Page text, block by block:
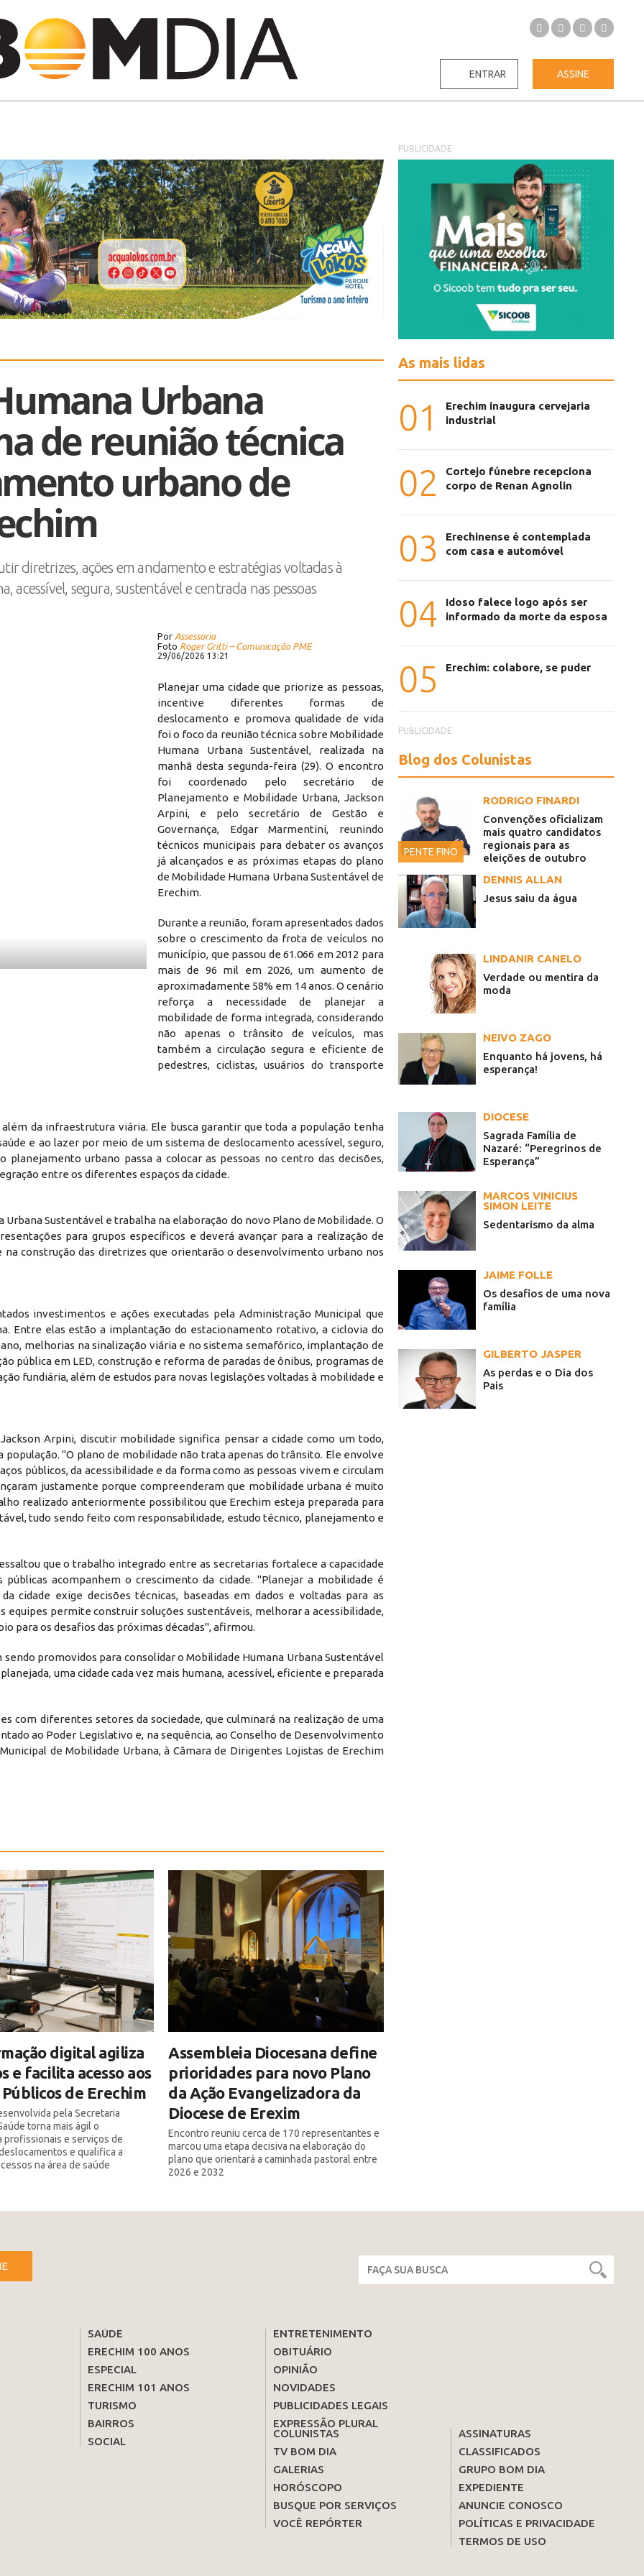
ENTRAR ASSINE
Urbana
de reunião técnica
urbano de
diretrizes, ações em andamento e estratégias voltadas à
acessível, segura, sustentável e centrada nas pessoas
Por Assessoria
Foto Roger Gritti – Comunicação PME
29/06/2026 13:21
Planejar uma cidade que priorize as pessoas,
incentive diferentes formas de
deslocamento e promova qualidade de vida
foi o foco da reunião técnica sobre Mobilidade
Humana Urbana Sustentável, realizada na
manhã desta segunda-feira (29). O encontro
foi coordenado pelo secretário de
Planejamento e Mobilidade Urbana, Jackson
Arpini, e pelo secretário de Gestão e
Governança, Edgar Marmentini, reunindo
técnicos municipais para debater os avanços
já alcançados e as próximas etapas do plano
de Mobilidade Humana Urbana Sustentável de
Erechim.
Durante a reunião, foram apresentados dados
sobre o crescimento da frota de veículos no
município, que passou de 61.066 em 2012 para
mais de 96 mil em 2026, um aumento de
aproximadamente 58% em 14 anos. O cenário
reforça a necessidade de planejar a
mobilidade de forma integrada, considerando
não apenas o trânsito de veículos, mas
também a circulação segura e eficiente de
pedestres, ciclistas, usuários do transporte
da infraestrutura viária. Ele busca garantir que toda a população tenha
e ao lazer por meio de um sistema de deslocamento acessível, seguro,
urbano passa a colocar as pessoas no centro das decisões,
entre os diferentes espaços da cidade.
Sustentável e trabalha na elaboração do novo Plano de Mobilidade. O
para grupos específicos e deverá avançar para a realização de
na construção das diretrizes que orientarão o desenvolvimento urbano nos
investimentos e ações executadas pela Administração Municipal que
Entre elas estão a implantação do estacionamento rotativo, a ciclovia do
melhorias na sinalização viária e no sistema semafórico, implantação de
pública em LED, construção e reforma de paradas de ônibus, programas de
fundiária, além de estudos para novas legislações voltadas à mobilidade e
Arpini, discutir mobilidade significa pensar a cidade como um todo,
"O plano de mobilidade não trata apenas do trânsito. Ele envolve
públicos, da acessibilidade e da forma como as pessoas vivem e circulam
justamente porque compreenderam que mobilidade urbana é muito
realizado anteriormente possibilitou que Erechim esteja preparada para
tudo sendo feito com responsabilidade, estudo técnico, planejamento e
que o trabalho integrado entre as secretarias fortalece a capacidade
acompanhem o crescimento da cidade. "Planejar a mobilidade é
cidade exige decisões técnicas, baseadas em dados e voltadas para as
equipes permite construir soluções sustentáveis, melhorar a acessibilidade,
para os desafios das próximas décadas", afirmou.
promovidos para consolidar o Mobilidade Humana Urbana Sustentável
uma cidade cada vez mais humana, acessível, eficiente e preparada
com diferentes setores da sociedade, que culminará na realização de uma
ao Poder Legislativo e, na sequência, ao Conselho de Desenvolvimento
de Mobilidade Urbana, à Câmara de Dirigentes Lojistas de Erechim
digital agiliza
e facilita acesso aos
de Erechim
pela Secretaria
torna mais ágil o
profissionais e serviços de
e qualifica a
na área de saúde
Assembleia Diocesana define
prioridades para novo Plano
da Ação Evangelizadora da
Diocese de Erexim
Encontro reuniu cerca de 170 representantes e
marcou uma etapa decisiva na elaboração do
plano que orientará a caminhada pastoral entre
2026 e 2032
PUBLICIDADE
As mais lidas
01
Erechim inaugura cervejaria
industrial
02
Cortejo fúnebre recepciona
corpo de Renan Agnolin
03
Erechinense é contemplada
com casa e automóvel
04
Idoso falece logo após ser
informado da morte da esposa
05 Erechim: colabore, se puder
PUBLICIDADE
Blog dos Colunistas
PENTE FINO
RODRIGO FINARDI
Convenções oficializam
mais quatro candidatos
regionais para as
eleições de outubro
DENNIS ALLAN
Jesus saiu da água
LINDANIR CANELO
Verdade ou mentira da
moda
NEIVO ZAGO
Enquanto há jovens, há
esperança!
DIOCESE
Sagrada Família de
Nazaré: “Peregrinos de
Esperança”
MARCOS VINICIUS
SIMON LEITE
Sedentarismo da alma
JAIME FOLLE
Os desafios de uma nova
família
GILBERTO JASPER
As perdas e o Dia dos
Pais
SAÚDE
ERECHIM 100 ANOS
ESPECIAL
ERECHIM 101 ANOS
TURISMO
BAIRROS
SOCIAL
ENTRETENIMENTO
OBITUÁRIO
OPINIÃO
NOVIDADES
PUBLICIDADES LEGAIS
EXPRESSÃO PLURAL
COLUNISTAS
TV BOM DIA
GALERIAS
HORÓSCOPO
BUSQUE POR SERVIÇOS
VOCÊ REPÓRTER
ASSINATURAS
CLASSIFICADOS
GRUPO BOM DIA
EXPEDIENTE
ANUNCIE CONOSCO
POLÍTICAS E PRIVACIDADE
TERMOS DE USO